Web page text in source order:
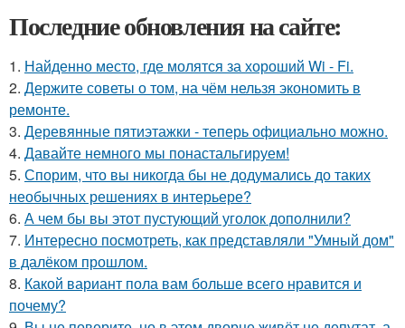
Последние обновления на сайте:
1. Найденно место, где молятся за хороший Wi - Fi.
2. Держите советы о том, на чём нельзя экономить в
ремонте.
3. Деревянные пятиэтажки - теперь официально можно.
4. Давайте немного мы понастальгируем!
5. Спорим, что вы никогда бы не додумались до таких
необычных решениях в интерьере?
6. А чем бы вы этот пустующий уголок дополнили?
7. Интересно посмотреть, как представляли "Умный дом"
в далёком прошлом.
8. Какой вариант пола вам больше всего нравится и
почему?